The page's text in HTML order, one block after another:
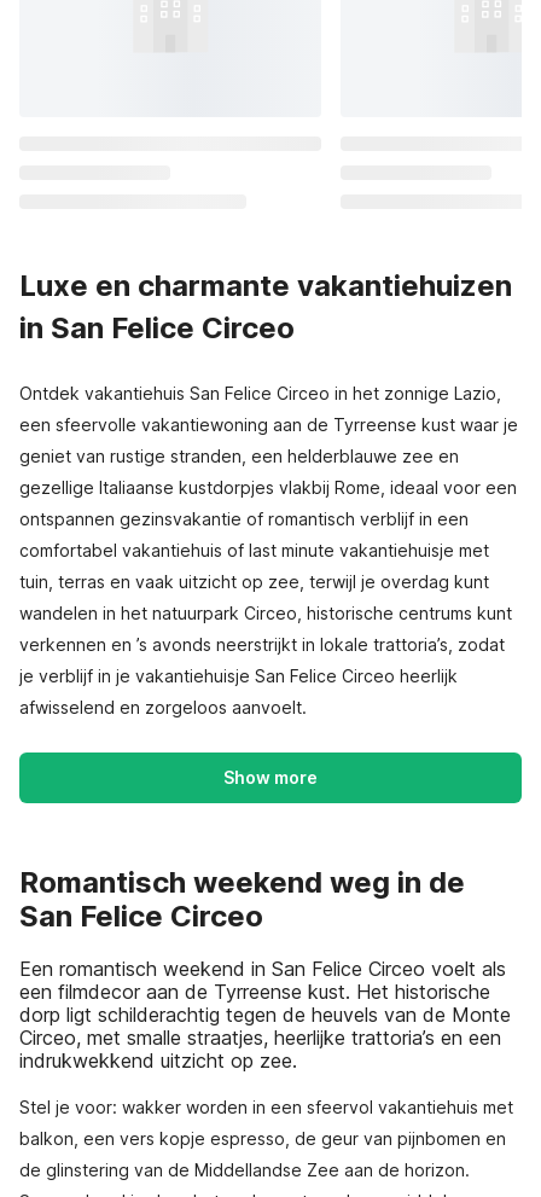
Luxe en charmante vakantiehuizen
in San Felice Circeo
Ontdek vakantiehuis San Felice Circeo in het zonnige Lazio,
een sfeervolle vakantiewoning aan de Tyrreense kust waar je
geniet van rustige stranden, een helderblauwe zee en
gezellige Italiaanse kustdorpjes vlakbij Rome, ideaal voor een
ontspannen gezinsvakantie of romantisch verblijf in een
comfortabel vakantiehuis of last minute vakantiehuisje met
tuin, terras en vaak uitzicht op zee, terwijl je overdag kunt
wandelen in het natuurpark Circeo, historische centrums kunt
verkennen en ’s avonds neerstrijkt in lokale trattoria’s, zodat
je verblijf in je vakantiehuisje San Felice Circeo heerlijk
afwisselend en zorgeloos aanvoelt.
Show more
Romantisch weekend weg in de
San Felice Circeo
Een romantisch weekend in San Felice Circeo voelt als
een filmdecor aan de Tyrreense kust. Het historische
dorp ligt schilderachtig tegen de heuvels van de Monte
Circeo, met smalle straatjes, heerlijke trattoria’s en een
indrukwekkend uitzicht op zee.
Stel je voor: wakker worden in een sfeervol vakantiehuis met
balkon, een vers kopje espresso, de geur van pijnbomen en
de glinstering van de Middellandse Zee aan de horizon.